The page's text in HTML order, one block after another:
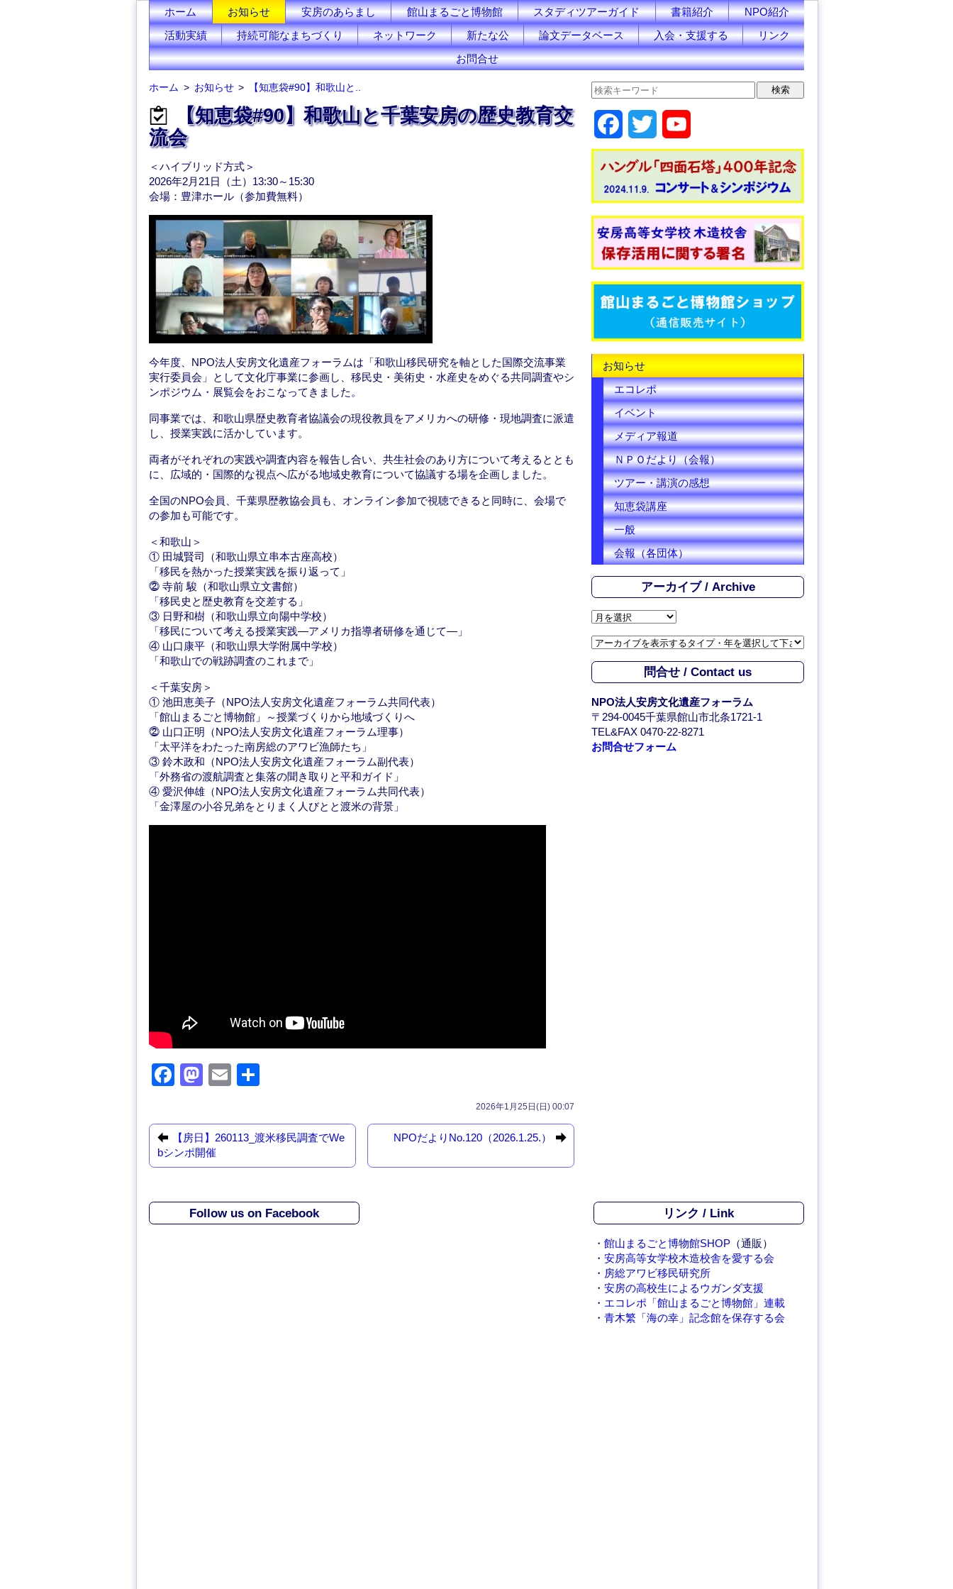
ホーム お知らせ 安房のあらまし 館山まるごと博物館 スタディツアーガイド 書籍紹介
NPO紹介
活動実績
持続可能なまちづくり ネットワーク 新たな公 論文データベース 入会・支援する
リンク
お問合せ
ホーム お知らせ 【知恵袋#90】和歌山と..
【知恵袋#90】和歌山と千葉安房の歴史教育交
流会
＜ハイブリッド方式＞
2026年2月21日（土）13:30～15:30
会場：豊津ホール（参加費無料）
今年度、NPO法人安房文化遺産フォーラムは「和歌山移民研究を軸とした国際交流事業
実行委員会」として文化庁事業に参画し、移民史・美術史・水産史をめぐる共同調査やシ
ンポジウム・展覧会をおこなってきました。
同事業では、和歌山県歴史教育者協議会の現役教員をアメリカへの研修・現地調査に派遣
し、授業実践に活かしています。
両者がそれぞれの実践や調査内容を報告し合い、共生社会のあり方について考えるととも
に、広域的・国際的な視点へ広がる地域史教育について協議する場を企画しました。
全国のNPO会員、千葉県歴教協会員も、オンライン参加で視聴できると同時に、会場で
の参加も可能です。
＜和歌山＞
① 田城賢司（和歌山県立串本古座高校）
「移民を熱かった授業実践を振り返って」
⓶ 寺前 駿（和歌山県立文書館）
「移民史と歴史教育を交差する」
③ 日野和樹（和歌山県立向陽中学校）
「移民について考える授業実践―アメリカ指導者研修を通じて―」
④ 山口康平（和歌山県大学附属中学校）
「和歌山での戦跡調査のこれまで」
＜千葉安房＞
① 池田恵美子（NPO法人安房文化遺産フォーラム共同代表）
「館山まるごと博物館」～授業づくりから地域づくりへ
⓶ 山口正明（NPO法人安房文化遺産フォーラム理事）
「太平洋をわたった南房総のアワビ漁師たち」
③ 鈴木政和（NPO法人安房文化遺産フォーラム副代表）
「外務省の渡航調査と集落の聞き取りと平和ガイド」
④ 愛沢伸雄（NPO法人安房文化遺産フォーラム共同代表）
「金澤屋の小谷兄弟をとりまく人びとと渡米の背景」
F
c
e
b
o
M
st
o
d
n
E
ail
2026年1月25日(日) 00:07
【房日】260113_渡米移民調査でWe
bシンポ開催
NPOだよりNo.120（2026.1.25.）
a
b
o
o
w
i
t
e
o
u
b
e
C
a
n
n
e
l
お知らせ
エコレポ
イベント
メディア報道
ＮＰＯだより（会報）
ツアー・講演の感想
知恵袋講座
一般
会報（各団体）
アーカイブ / Archive
ア
カ
イ
ブ
A
r
c
h
問合せ / Contact us
NPO法人安房文化遺産フォーラム
〒294-0045千葉県館山市北条1721-1
TEL&FAX 0470-22-8271
お問合せフォーム
Follow us on Facebook リンク / Link
・ 館山まるごと博物館SHOP（通販）
・ 安房高等女学校木造校舎を愛する会
・ 房総アワビ移民研究所
・ 安房の高校生によるウガンダ支援
・ エコレポ「館山まるごと博物館」連載
・ 青木繁「海の幸」記念館を保存する会